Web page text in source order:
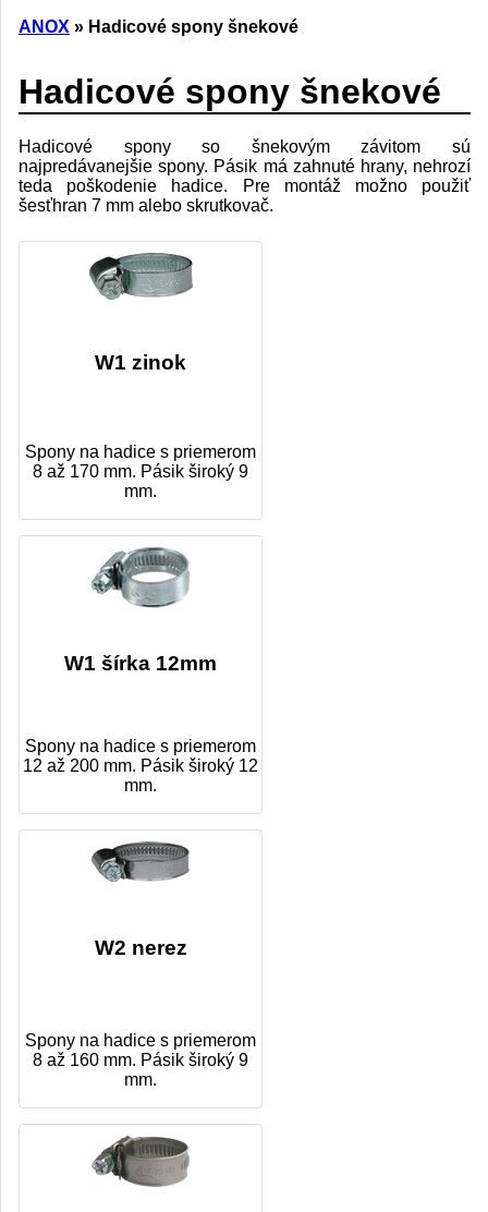
ANOX » Hadicové spony šnekové
Hadicové spony šnekové
Hadicové spony so šnekovým závitom sú
najpredávanejšie spony. Pásik má zahnuté hrany, nehrozí
teda poškodenie hadice. Pre montáž možno použiť
šesťhran 7 mm alebo skrutkovač.
W1 zinok
Spony na hadice s priemerom
8 až 170 mm. Pásik široký 9
mm.
W1 šírka 12mm
Spony na hadice s priemerom
12 až 200 mm. Pásik široký 12
mm.
W2 nerez
Spony na hadice s priemerom
8 až 160 mm. Pásik široký 9
mm.